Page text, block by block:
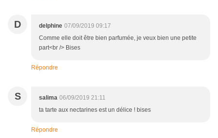
D delphine 07/09/2019 09:17
Comme elle doit être bien parfumée, je veux bien une petite
part<br /> Bises
Répondre
S salima 06/09/2019 21:11
ta tarte aux nectarines est un délice ! bises
Répondre